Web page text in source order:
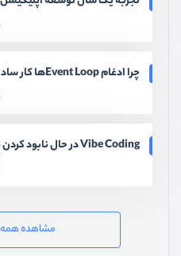
چرا ادغام Event Loopها کار ساده‌ای نیست؟
Vibe Coding در حال نابود کردن پروژه‌های متن‌باز است
مشاهده همه